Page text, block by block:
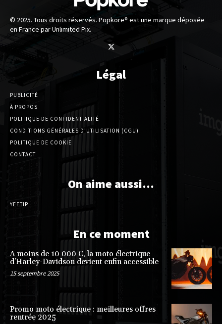
© 2025. Tous droits réservés. Popkore® est une marque déposée
en France par Unlimited Pix.
Légal
PUBLICITÉ
À PROPOS
POLITIQUE DE CONFIDENTIALITÉ
CONDITIONS GÉNÉRALES D’UTILISATION (CGU)
POLITIQUE DE COOKIE
CONTACT
On aime aussi…
YEETIP
En ce moment
A moins de 10 000 €, la moto électrique
d’Harley-Davidson devient enfin accessible
15 septembre 2025
Promo moto électrique : meilleures offres
rentrée 2025